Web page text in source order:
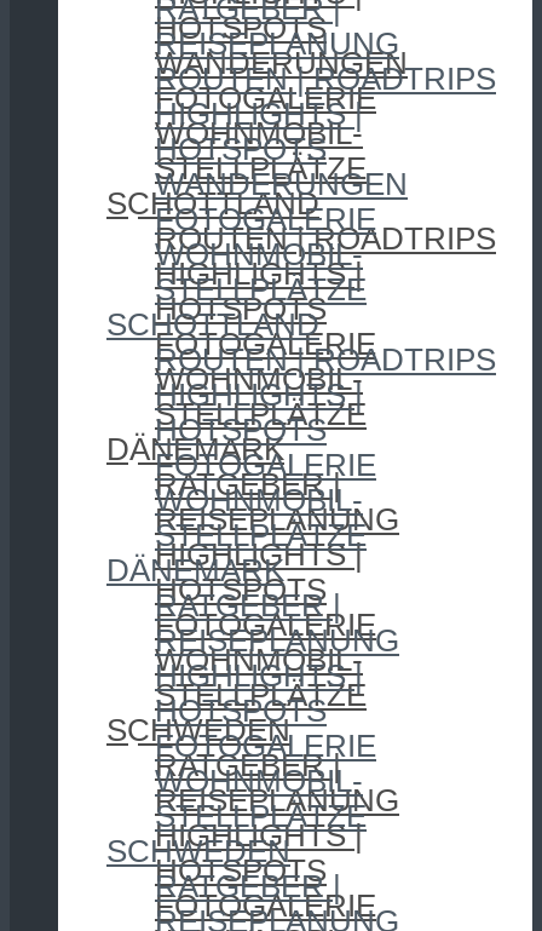
HOTSPOTS
WANDERUNGEN
FOTOGALERIE
WOHNMOBIL-
STELLPLÄTZE
SCHOTTLAND
ROUTEN | ROADTRIPS
HIGHLIGHTS |
HOTSPOTS
FOTOGALERIE
WOHNMOBIL-
STELLPLÄTZE
DÄNEMARK
RATGEBER |
REISEPLANUNG
HIGHLIGHTS |
HOTSPOTS
FOTOGALERIE
WOHNMOBIL-
STELLPLÄTZE
SCHWEDEN
RATGEBER |
REISEPLANUNG
HIGHLIGHTS |
HOTSPOTS
FOTOGALERIE
RATGEBER |
REISEPLANUNG
ROUTEN | ROADTRIPS
HIGHLIGHTS |
HOTSPOTS
WANDERUNGEN
FOTOGALERIE
WOHNMOBIL-
STELLPLÄTZE
SCHOTTLAND
ROUTEN | ROADTRIPS
HIGHLIGHTS |
HOTSPOTS
FOTOGALERIE
WOHNMOBIL-
STELLPLÄTZE
DÄNEMARK
RATGEBER |
REISEPLANUNG
HIGHLIGHTS |
HOTSPOTS
FOTOGALERIE
WOHNMOBIL-
STELLPLÄTZE
SCHWEDEN
RATGEBER |
REISEPLANUNG